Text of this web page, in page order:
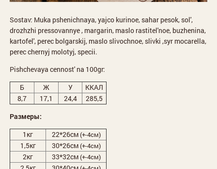
Sostav: Muka pshenichnaya, yajco kurinoe, sahar pesok, sol',
drozhzhi pressovannye , margarin, maslo rastitel'noe, buzhenina,
kartofel', perec bolgarskij, maslo slivochnoe, slivki ,syr mocarella,
perec chernyj molotyj, specii.
Pishchevaya cennost' na 100gr:
Б
Ж У
ККАЛ
8,7
17,1 24,4
285,5
Размеры:
1кг
22*26см(+-4см)
1,5кг 30*26см(+-4см)
2кг 33*32см(+-4см)